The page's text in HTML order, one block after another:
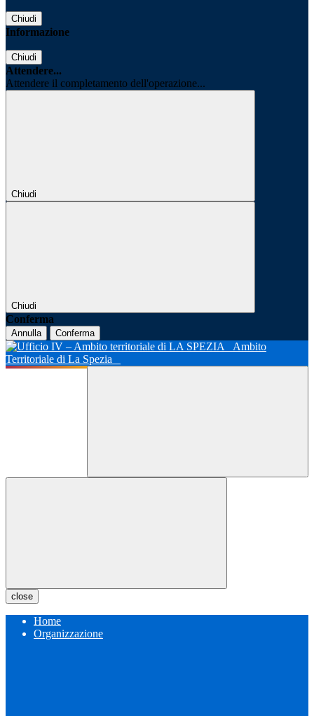
Chiudi
Informazione
Chiudi
Attendere...
Attendere il completamento dell'operazione...
Chiudi
Chiudi
Conferma
Annulla Conferma
Ambito
Territoriale di La Spezia
close
Home
Organizzazione